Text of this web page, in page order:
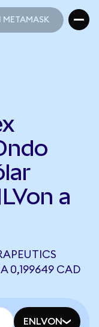
METAMASK
a
0,199649 CAD
ENLVON